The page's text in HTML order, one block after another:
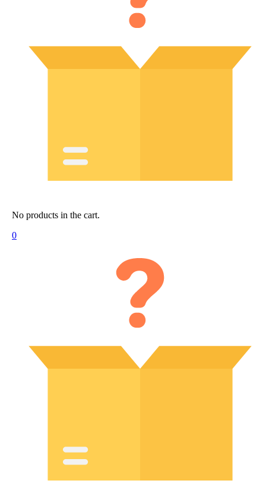
No products in the cart.
0